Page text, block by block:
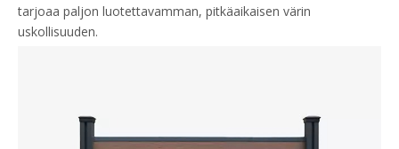
tarjoaa paljon luotettavamman, pitkäaikaisen värin
uskollisuuden.